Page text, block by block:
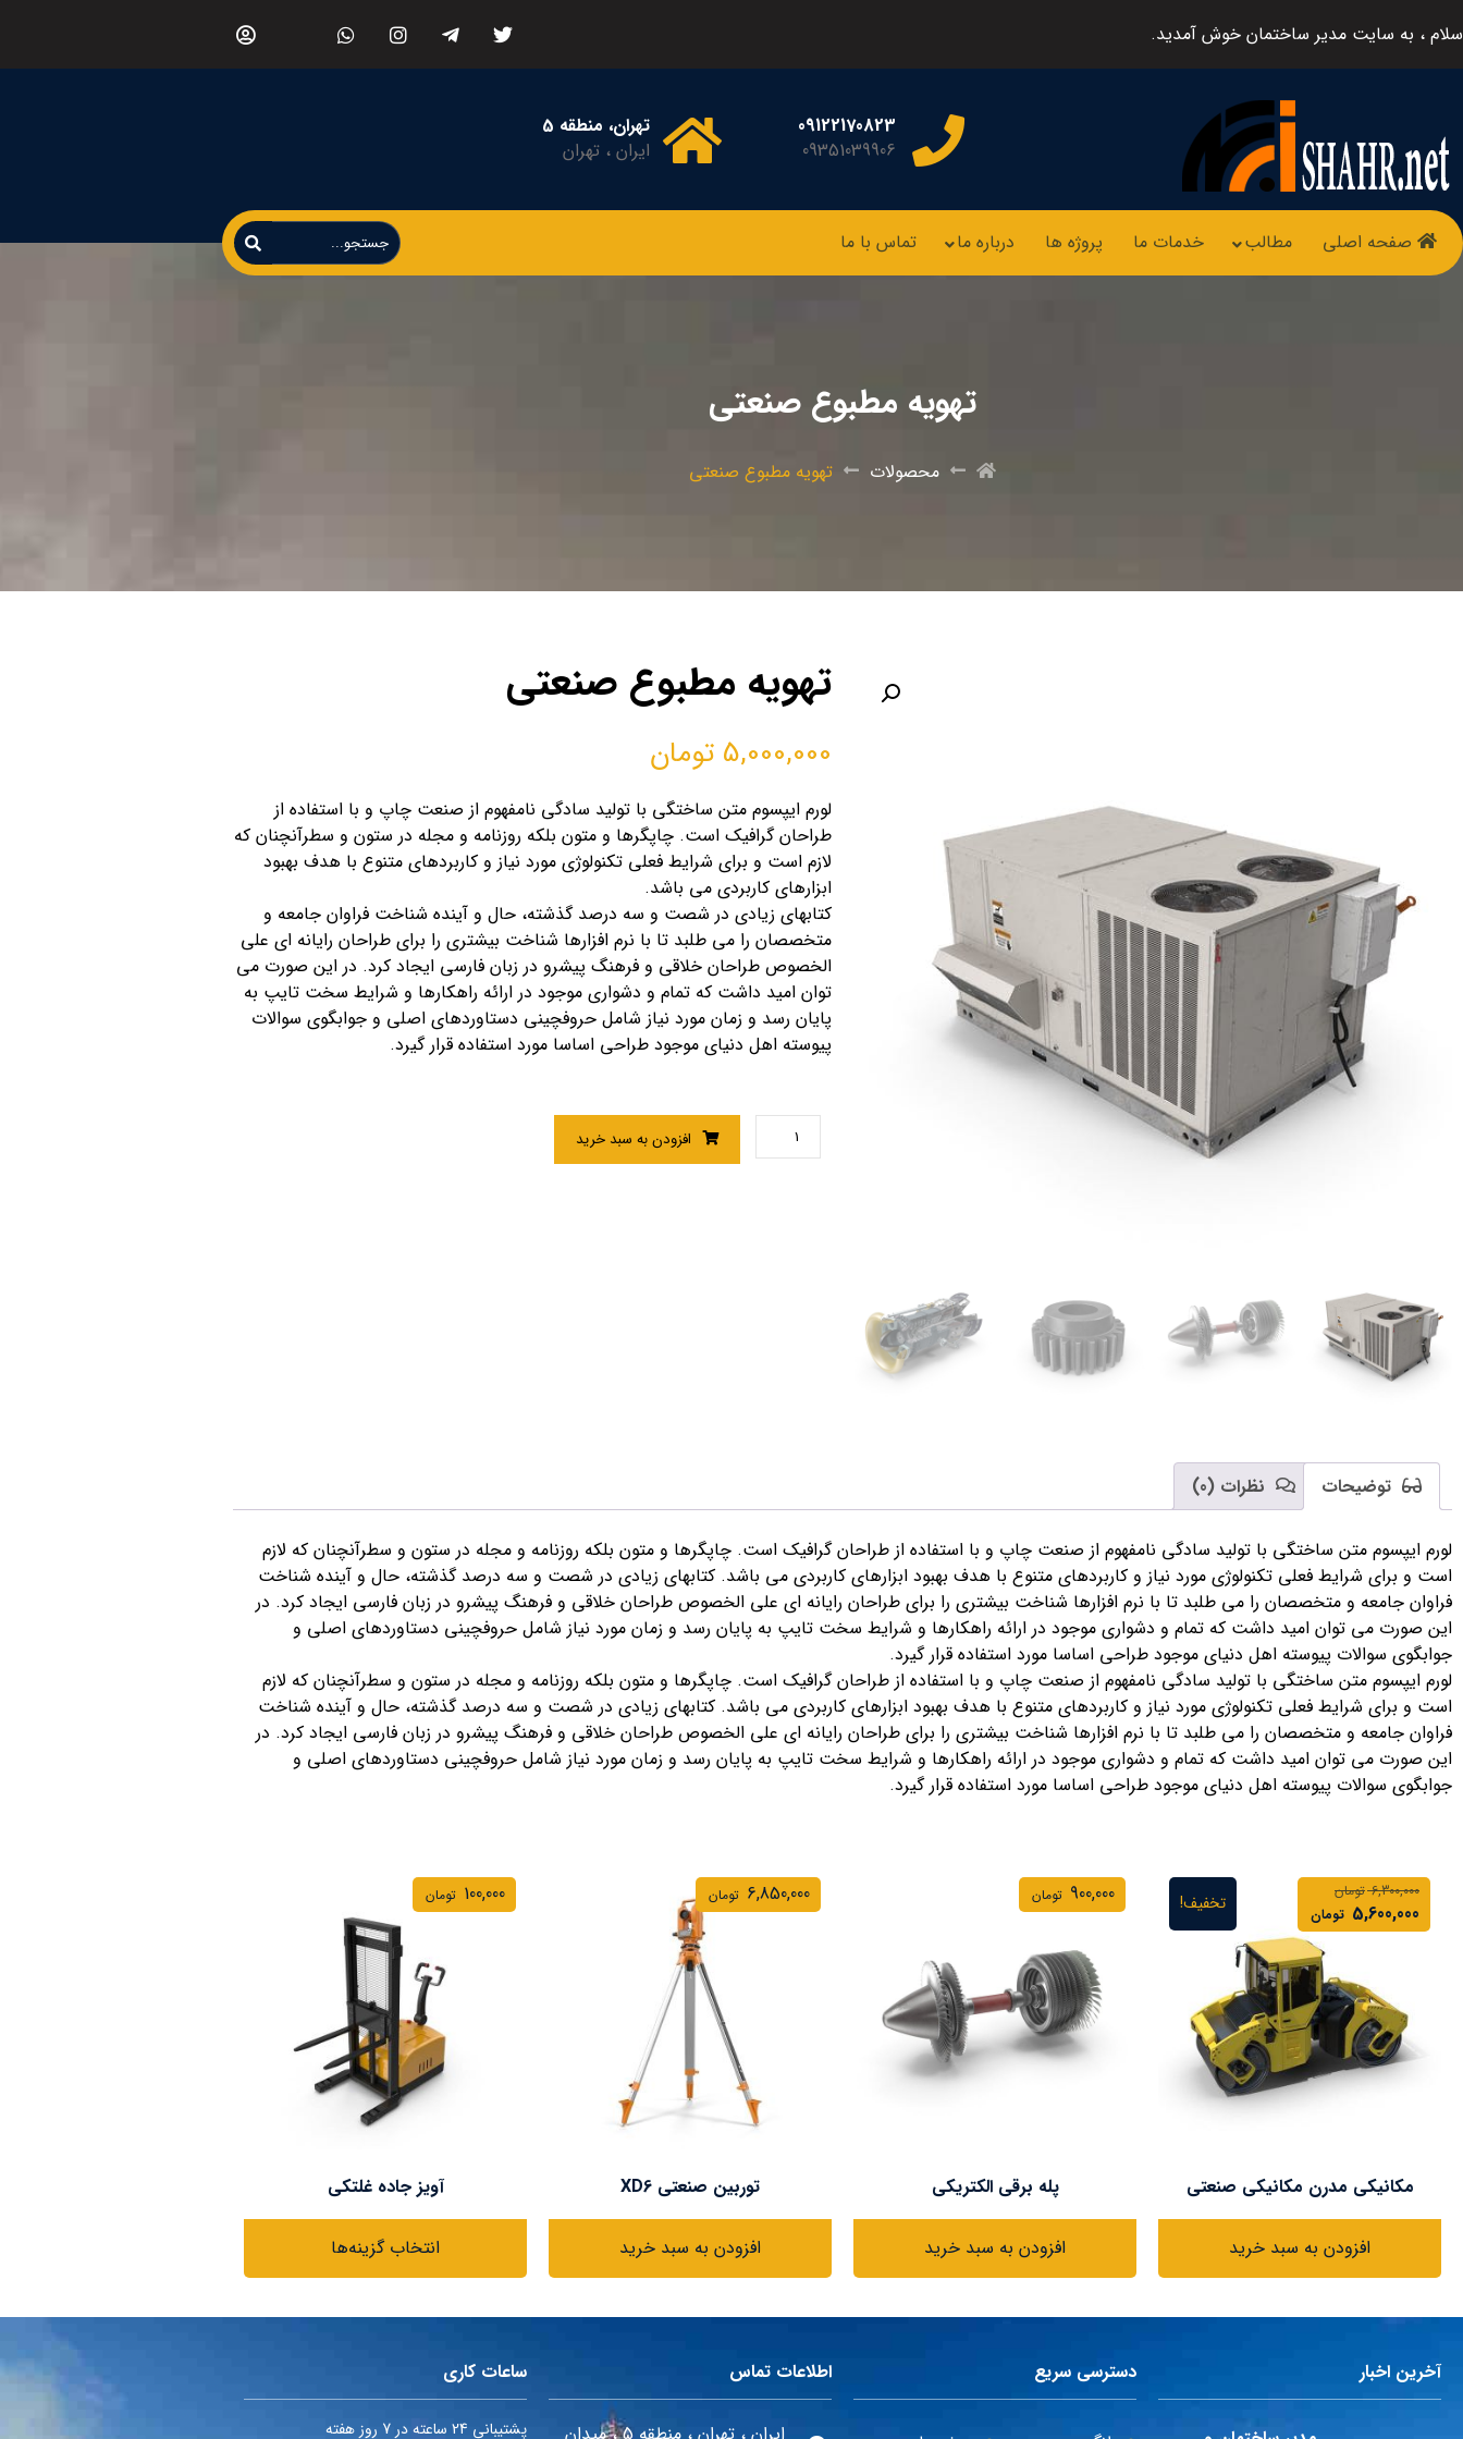
سلام ، به سایت مدیر ساختمان خوش آمدید.
09122170823
09351039906
تهران، منطقه 5
ایران ، تهران
صفحه اصلی مطالب خدمات ما پروژه ها درباره ما تماس با ما
تهویه مطبوع صنعتی
محصولات تهویه مطبوع صنعتی
تهویه مطبوع صنعتی
5,000,000 تومان
لورم ایپسوم متن ساختگی با تولید سادگی نامفهوم از صنعت چاپ و با استفاده از
طراحان گرافیک است. چاپگرها و متون بلکه روزنامه و مجله در ستون و سطرآنچنان که
لازم است و برای شرایط فعلی تکنولوژی مورد نیاز و کاربردهای متنوع با هدف بهبود
ابزارهای کاربردی می باشد.
کتابهای زیادی در شصت و سه درصد گذشته، حال و آینده شناخت فراوان جامعه و
متخصصان را می طلبد تا با نرم افزارها شناخت بیشتری را برای طراحان رایانه ای علی
الخصوص طراحان خلاقی و فرهنگ پیشرو در زبان فارسی ایجاد کرد. در این صورت می
توان امید داشت که تمام و دشواری موجود در ارائه راهکارها و شرایط سخت تایپ به
پایان رسد و زمان مورد نیاز شامل حروفچینی دستاوردهای اصلی و جوابگوی سوالات
پیوسته اهل دنیای موجود طراحی اساسا مورد استفاده قرار گیرد.
افزودن به سبد خرید
توضیحات نظرات (0)
لورم ایپسوم متن ساختگی با تولید سادگی نامفهوم از صنعت چاپ و با استفاده از طراحان گرافیک است. چاپگرها و متون بلکه روزنامه و مجله در ستون و سطرآنچنان که لازم
است و برای شرایط فعلی تکنولوژی مورد نیاز و کاربردهای متنوع با هدف بهبود ابزارهای کاربردی می باشد. کتابهای زیادی در شصت و سه درصد گذشته، حال و آینده شناخت
فراوان جامعه و متخصصان را می طلبد تا با نرم افزارها شناخت بیشتری را برای طراحان رایانه ای علی الخصوص طراحان خلاقی و فرهنگ پیشرو در زبان فارسی ایجاد کرد. در
این صورت می توان امید داشت که تمام و دشواری موجود در ارائه راهکارها و شرایط سخت تایپ به پایان رسد و زمان مورد نیاز شامل حروفچینی دستاوردهای اصلی و
جوابگوی سوالات پیوسته اهل دنیای موجود طراحی اساسا مورد استفاده قرار گیرد.
لورم ایپسوم متن ساختگی با تولید سادگی نامفهوم از صنعت چاپ و با استفاده از طراحان گرافیک است. چاپگرها و متون بلکه روزنامه و مجله در ستون و سطرآنچنان که لازم
است و برای شرایط فعلی تکنولوژی مورد نیاز و کاربردهای متنوع با هدف بهبود ابزارهای کاربردی می باشد. کتابهای زیادی در شصت و سه درصد گذشته، حال و آینده شناخت
فراوان جامعه و متخصصان را می طلبد تا با نرم افزارها شناخت بیشتری را برای طراحان رایانه ای علی الخصوص طراحان خلاقی و فرهنگ پیشرو در زبان فارسی ایجاد کرد. در
این صورت می توان امید داشت که تمام و دشواری موجود در ارائه راهکارها و شرایط سخت تایپ به پایان رسد و زمان مورد نیاز شامل حروفچینی دستاوردهای اصلی و
جوابگوی سوالات پیوسته اهل دنیای موجود طراحی اساسا مورد استفاده قرار گیرد.
6,300,000 تومان
5,600,000 تومان تخفیف!
مکانیکی مدرن مکانیکی صنعتی
افزودن به سبد خرید
900,000 تومان
پله برقی الکتریکی
افزودن به سبد خرید
6,850,000 تومان
توربین صنعتی XD6
افزودن به سبد خرید
100,000 تومان
آویز جاده غلتکی
انتخاب گزینه‌ها
آخرین اخبار دسترسی سریع اطلاعات تماس ساعات کاری
پشتیبانی 24 ساعته در 7 روز هفته